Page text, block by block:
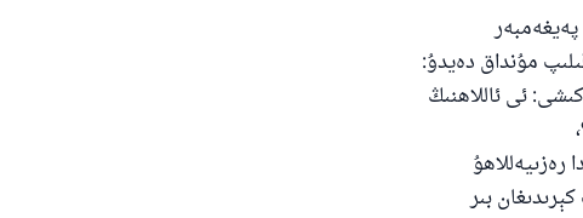
ناملىق ئەسىرى 10-توم 520-بەتتە پەيغەمبەر
مۇنداق دەيدۇ:
ئى ئاللاھنىڭ
رەزىيەللاھۇ
بىر